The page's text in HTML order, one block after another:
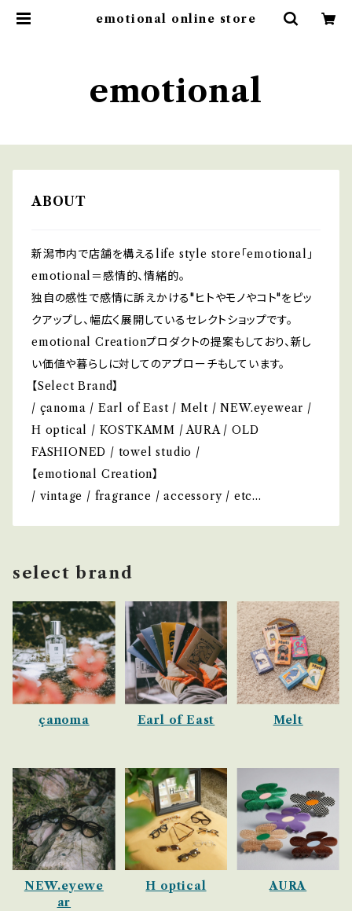
emotional online store
emotional
ABOUT
新潟市内で店舗を構えるlife style store「emotional」
emotional＝感情的、情緒的。
独自の感性で感情に訴えかける"ヒトやモノやコト"をピッ
クアップし、幅広く展開しているセレクトショップです。
emotional Creationプロダクトの提案もしており、新し
い価値や暮らしに対してのアプローチもしています。
【Select Brand】
/ çanoma / Earl of East / Melt / NEW.eyewear /
H optical / KOSTKAMM / AURA / OLD
FASHIONED / towel studio /
【emotional Creation】
/ vintage / fragrance / accessory / etc...
select brand
çanoma Earl of East Melt
NEW.eyewe
ar
H optical AURA